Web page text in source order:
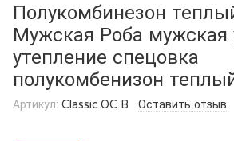
Полукомбинезон
Мужская Роба мужская
утепление спецовка
полукомбенизон
Артикул: Classic OC B Оставить отзыв